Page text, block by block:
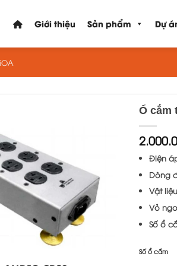
Giới thiệu Sản phẩm Dự
Ổ cắm
Điện
Dòng
Vật
Vỏ
Số ổ
Số ổ cắm